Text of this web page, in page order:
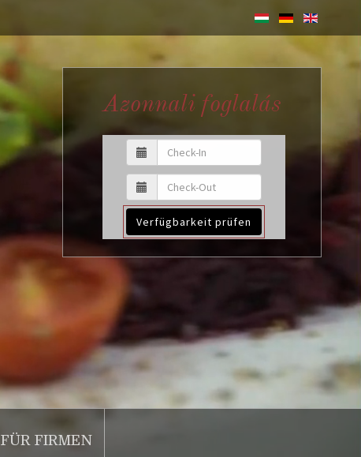
Azonnali foglalás
Verfügbarkeit prüfen
FÜR FIRMEN